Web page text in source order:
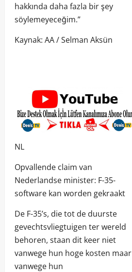
hakkında daha fazla bir şey
söylemeyeceğim.”
Kaynak: AA / Selman Aksün
NL
Opvallende claim van
Nederlandse minister: F-35-
software kan worden gekraakt
De F-35’s, die tot de duurste
gevechtsvliegtuigen ter wereld
behoren, staan dit keer niet
vanwege hun hoge kosten maar
vanwege hun